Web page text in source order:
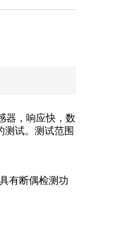
器，响应快，数
测试。测试范围
有断偶检测功